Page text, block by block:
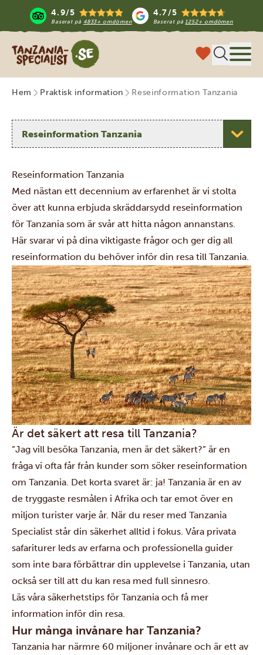
4.9/5
Baserat på 4833+ omdömen
4.7/5
Baserat på1252+ omdömen
Tanzania Specialist
Hem Praktisk information Reseinformation Tanzania
Välj ett ämne
Reseinformation Tanzania
Med nästan ett decennium av erfarenhet är vi stolta
över att kunna erbjuda skräddarsydd reseinformation
för Tanzania som är svår att hitta någon annanstans.
Här svarar vi på dina viktigaste frågor och ger dig all
reseinformation du behöver inför din resa till Tanzania.
Är det säkert att resa till Tanzania?
”Jag vill besöka Tanzania, men är det säkert?” är en
fråga vi ofta får från kunder som söker reseinformation
om Tanzania. Det korta svaret är: ja! Tanzania är en av
de tryggaste resmålen i Afrika och tar emot över en
miljon turister varje år. När du reser med Tanzania
Specialist står din säkerhet alltid i fokus. Våra privata
safariturer leds av erfarna och professionella guider
som inte bara förbättrar din upplevelse i Tanzania, utan
också ser till att du kan resa med full sinnesro.
Läs våra säkerhetstips för Tanzania och få mer
information inför din resa.
Hur många invånare har Tanzania?
Tanzania har närmre 60 miljoner invånare och är ett av